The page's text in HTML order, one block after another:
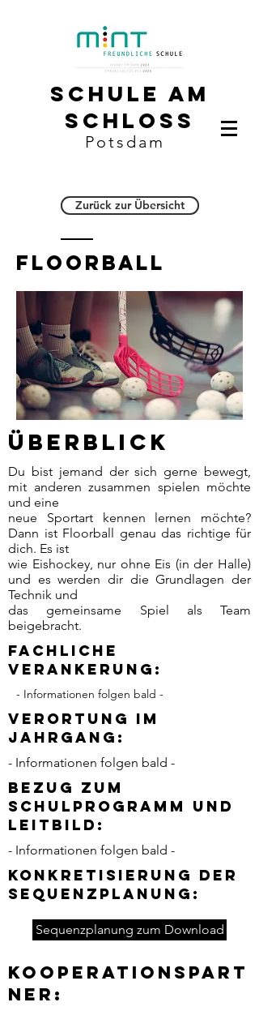
Schule am
Schloss
Potsdam
Zurück zur Übersicht
Floorball
Überblick
Du bist jemand der sich gerne bewegt,
mit anderen zusammen spielen möchte
und eine
neue Sportart kennen lernen möchte?
Dann ist Floorball genau das richtige für
dich. Es ist
wie Eishockey, nur ohne Eis (in der Halle)
und es werden dir die Grundlagen der
Technik und
das gemeinsame Spiel als Team
beigebracht.
Fachliche
Verankerung:
- Informationen folgen bald -
Verortung im
Jahrgang:
- Informationen folgen bald -
Bezug zum
Schulprogramm und
Leitbild:
- Informationen folgen bald -
Konkretisierung der
Sequenzplanung:
Sequenzplanung zum Download
Kooperationspart
ner: